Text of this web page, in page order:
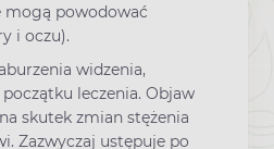
powodować
i oczu).
widzenia,
leczenia. Objaw
skutek zmian stężenia
Zazwyczaj ustępuje po